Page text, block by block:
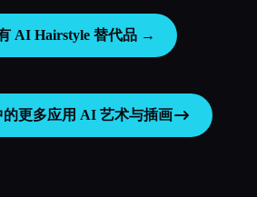
AI Hairstyle 替代品 →
更多应用 AI 艺术与插画